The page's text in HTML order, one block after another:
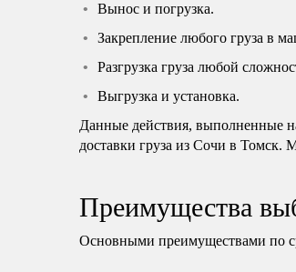
Вынос и погрузка.
Закрепление любого груза в
Разгрузка груза любой
Выгрузка и установка.
Данные действия, выполненные
доставки груза из Сочи в Томск.
Преимущества
Основными преимуществами по